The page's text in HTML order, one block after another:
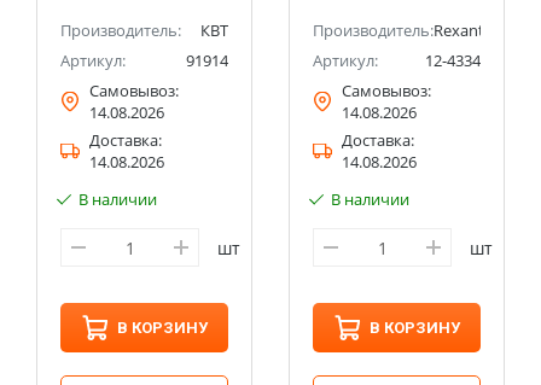
Производитель:
КВТ
Артикул:
91914
Самовывоз:
14.08.2026
Доставка:
14.08.2026
В наличии
шт
В КОРЗИНУ
Производитель:Rexant
Артикул:
12-4334
Самовывоз:
14.08.2026
Доставка:
14.08.2026
В наличии
шт
В КОРЗИНУ